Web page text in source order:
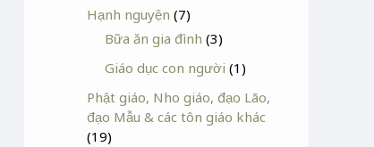
Hạnh nguyện (7)
Bữa ăn gia đình (3)
Giáo dục con người (1)
Phật giáo, Nho giáo, đạo Lão,
đạo Mẫu & các tôn giáo khác
(19)